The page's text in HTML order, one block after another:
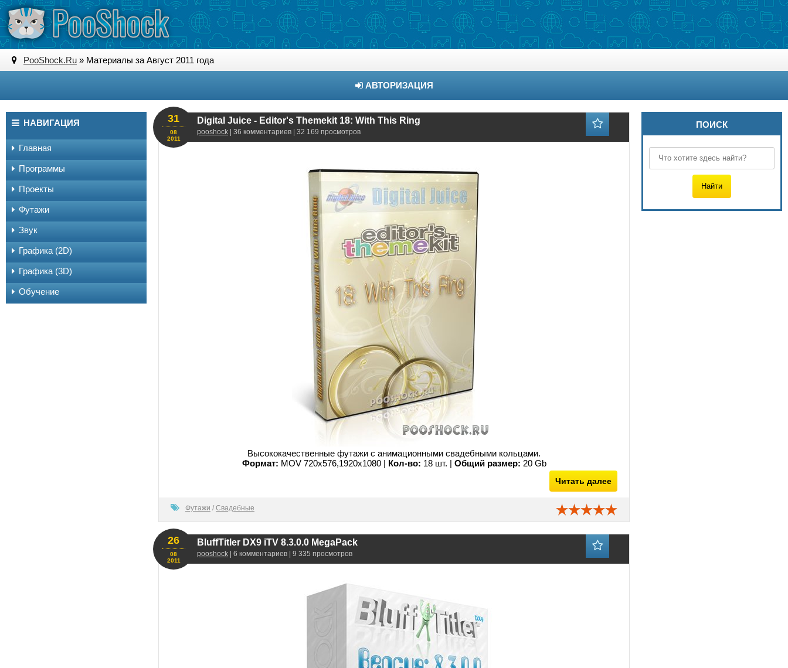
PooShock.Ru » Материалы за Август 2011 года
АВТОРИЗАЦИЯ
Digital Juice - Editor's Themekit 18: With This Ring
pooshock | 36 комментариев | 32 169 просмотров
31
08
2011
Высококачественные футажи с анимационными свадебными кольцами.
Формат: MOV 720x576,1920x1080 | Кол-во: 18 шт. | Общий размер: 20 Gb
Читать далее
Футажи / Свадебные
BluffTitler DX9 iTV 8.3.0.0 MegaPack
pooshock | 6 комментариев | 9 335 просмотров
26
08
2011
НАВИГАЦИЯ
Главная
Программы
Проекты
Футажи
Звук
Графика (2D)
Графика (3D)
Обучение
ПОИСК